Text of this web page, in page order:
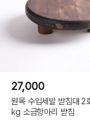
27,000
원목 수입세발 받침대 2
kg 소금항아리 받침